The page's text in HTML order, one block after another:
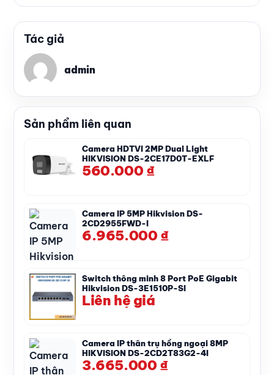
Tác giả
admin
Sản phẩm liên quan
Camera HDTVI 2MP Dual Light
HIKVISION DS-2CE17D0T-EXLF
560.000 ₫
Camera IP 5MP Hikvision DS-
2CD2955FWD-I
6.965.000 ₫
Switch thông minh 8 Port PoE Gigabit
Hikvision DS-3E1510P-SI
Liên hệ giá
Camera IP thân trụ hồng ngoại 8MP
HIKVISION DS-2CD2T83G2-4I
3.665.000 ₫